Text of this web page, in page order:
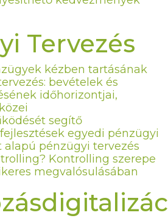
Tervezés
kézben tartásának
bevételek és
időhorizontjai,
segítő
egyedi pénzügyi
alapú pénzügyi tervezés
Kontrolling szerepe
megvalósulásában